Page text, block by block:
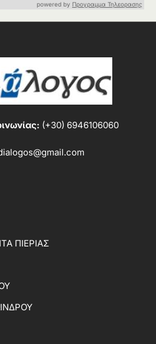
powered by Προγραμμα Τηλεορασης
(+30) 6946106060
ΠΙΕΡΙΑΣ